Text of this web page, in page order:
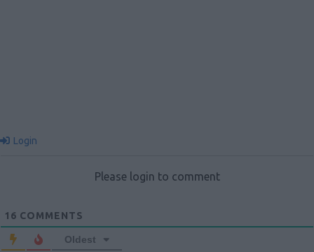
Login
Please login to comment
16 COMMENTS
Oldest